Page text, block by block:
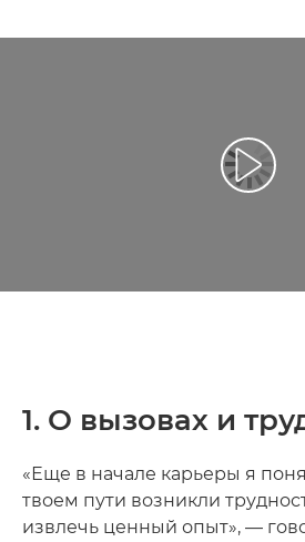
1. О вызовах и
«Еще в начале карьеры я
твоем пути возникли
извлечь ценный опыт», —